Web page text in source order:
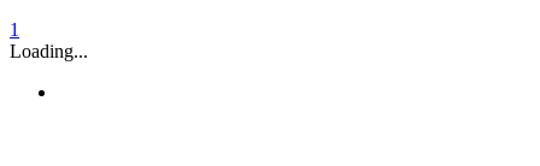
1
Loading...